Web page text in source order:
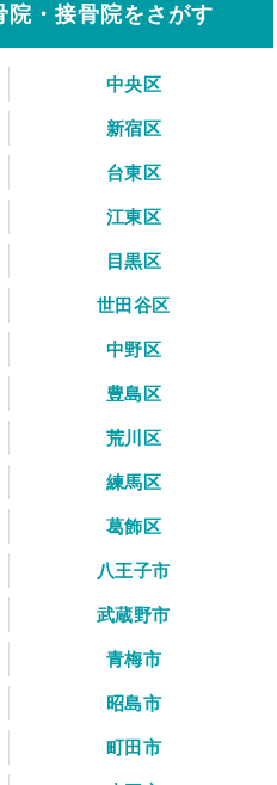
院・接骨院をさがす
中央区
新宿区
台東区
江東区
目黒区
世田谷区
中野区
豊島区
荒川区
練馬区
葛飾区
八王子市
武蔵野市
青梅市
昭島市
町田市